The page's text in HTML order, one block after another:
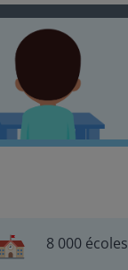
8 000 écoles